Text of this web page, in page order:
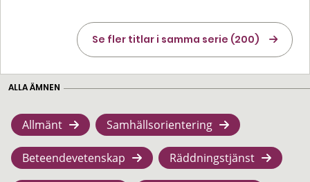
Se fler titlar i samma serie (200)
ALLA ÄMNEN
Allmänt Samhällsorientering
Beteendevetenskap Räddningstjänst